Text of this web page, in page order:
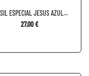
ESPECIAL JESUS AZUL...
27,00 €